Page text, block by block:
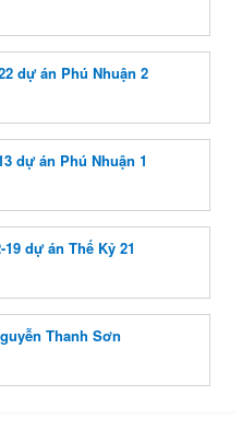
dự án Phú Nhuận 2
dự án Phú Nhuận 1
dự án Thế Kỷ 21
Thanh Sơn